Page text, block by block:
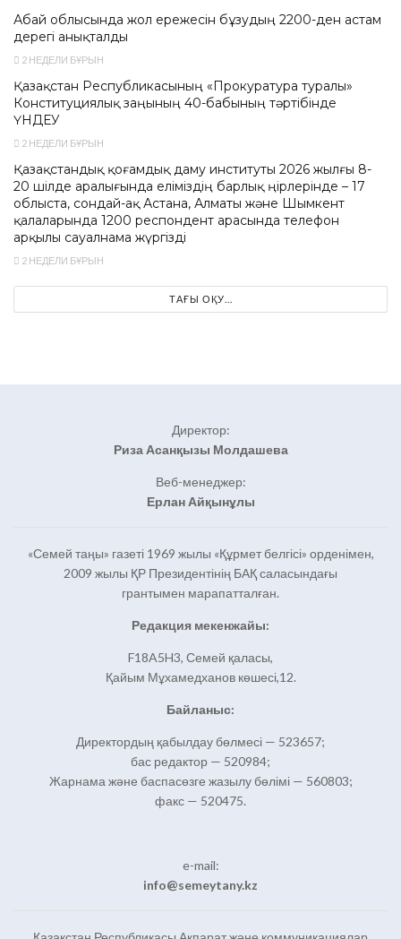
Абай облысында жол ережесін бұзудың 2200-ден астам
дерегі анықталды
2 НЕДЕЛИ БҰРЫН
Қазақстан Республикасының «Прокуратура туралы»
Конституциялық заңының 40-бабының тәртібінде
ҮНДЕУ
2 НЕДЕЛИ БҰРЫН
Қазақстандық қоғамдық даму институты 2026 жылғы 8-
20 шілде аралығында еліміздің барлық өңірлерінде – 17
облыста, сондай-ақ Астана, Алматы және Шымкент
қалаларында 1200 респондент арасында телефон
арқылы сауалнама жүргізді
2 НЕДЕЛИ БҰРЫН
ТАҒЫ ОҚУ...
Директор:
Риза Асанқызы Молдашева
Веб-менеджер:
Ерлан Айқынұлы
«Семей таңы» газеті 1969 жылы «Құрмет белгісі» орденімен,
2009 жылы ҚР Президентінің БАҚ саласындағы
грантымен марапатталған.
Редакция мекенжайы:
F18A5H3, Семей қаласы,
Қайым Мұхамедханов көшесі,12.
Байланыс:
Директордың қабылдау бөлмесі — 523657;
бас редактор — 520984;
Жарнама және баспасөзге жазылу бөлімі — 560803;
факс — 520475.
e-mail:
info@semeytany.kz